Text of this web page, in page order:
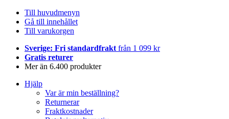
Till huvudmenyn
Gå till innehållet
Till varukorgen
Sverige: Fri standardfrakt från 1 099 kr
Gratis returer
Mer än 6.400 produkter
Hjälp
Var är min beställning?
Returnerar
Fraktkostnader